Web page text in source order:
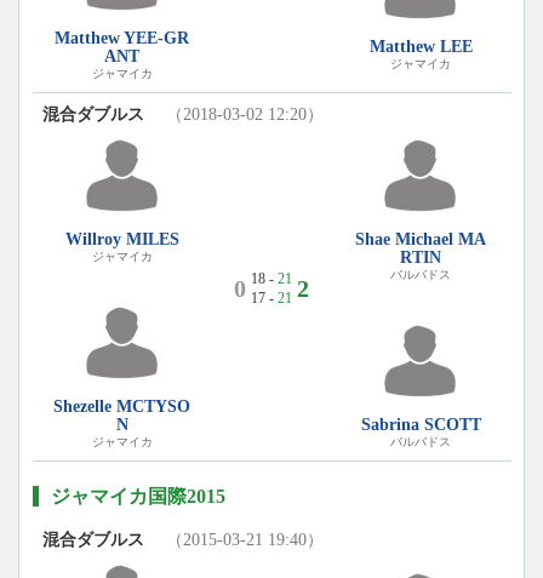
Matthew YEE-GR
ANT
ジャマイカ
Matthew LEE
ジャマイカ
混合ダブルス （2018-03-02 12:20）
Willroy MILES
ジャマイカ
Shezelle MCTYSO
N
ジャマイカ
0 18 - 21
17 - 21 2
Shae Michael MA
RTIN
バルバドス
Sabrina SCOTT
バルバドス
ジャマイカ国際2015
混合ダブルス （2015-03-21 19:40）